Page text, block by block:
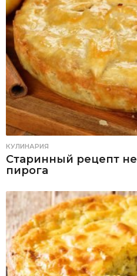
КУЛИНАРИЯ
Старинный рецепт
пирога